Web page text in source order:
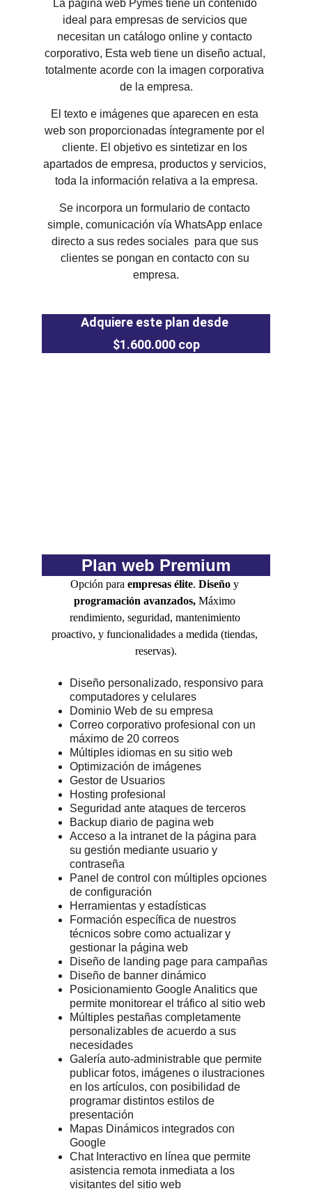
Opción para empresas élite. Diseño y
programación avanzados, Máximo
rendimiento, seguridad, mantenimiento
proactivo, y funcionalidades a medida (tiendas,
reservas).
Plan web Premium
La página web Pymes tiene un contenido
ideal para empresas de servicios que
necesitan un catálogo online y contacto
corporativo, Esta web tiene un diseño actual,
totalmente acorde con la imagen corporativa
de la empresa.
El texto e imágenes que aparecen en esta
web son proporcionadas íntegramente por el
cliente. El objetivo es sintetizar en los
apartados de empresa, productos y servicios,
toda la información relativa a la empresa.
Se incorpora un formulario de contacto
simple, comunicación vía WhatsApp enlace
directo a sus redes sociales  para que sus
clientes se pongan en contacto con su
empresa.
Adquiere este plan desde
$1.600.000 cop
Diseño personalizado, responsivo para
computadores y celulares
Dominio Web de su empresa
Correo corporativo profesional con un
máximo de 20 correos
Múltiples idiomas en su sitio web
Optimización de imágenes
Gestor de Usuarios
Hosting profesional
Seguridad ante ataques de terceros
Backup diario de pagina web
Acceso a la intranet de la página para
su gestión mediante usuario y
contraseña
Panel de control con múltiples opciones
de configuración
Herramientas y estadísticas
Formación específica de nuestros
técnicos sobre como actualizar y
gestionar la página web
Diseño de landing page para campañas
Diseño de banner dinámico
Posicionamiento Google Analitics que
permite monitorear el tráfico al sitio web
Múltiples pestañas completamente
personalizables de acuerdo a sus
necesidades
Galería auto-administrable que permite
publicar fotos, imágenes o ilustraciones
en los artículos, con posibilidad de
programar distintos estilos de
presentación
Mapas Dinámicos integrados con
Google
Chat Interactivo en línea que permite
asistencia remota inmediata a los
visitantes del sitio web